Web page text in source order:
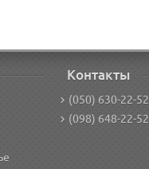
Контакты
(050) 630-22-52
(098) 648-22-52